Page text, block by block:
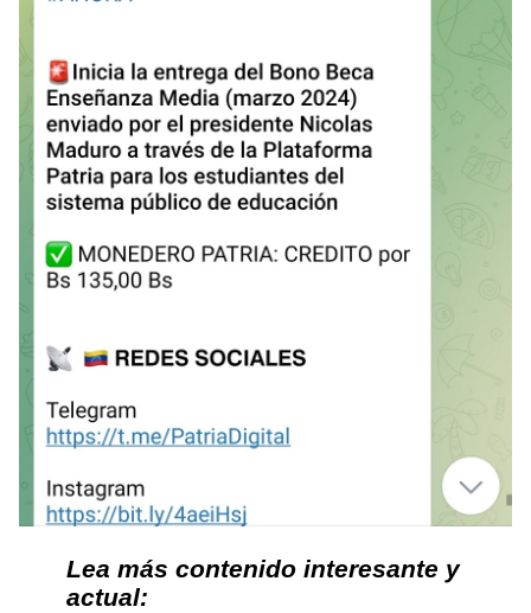
Lea más contenido interesante y
actual: